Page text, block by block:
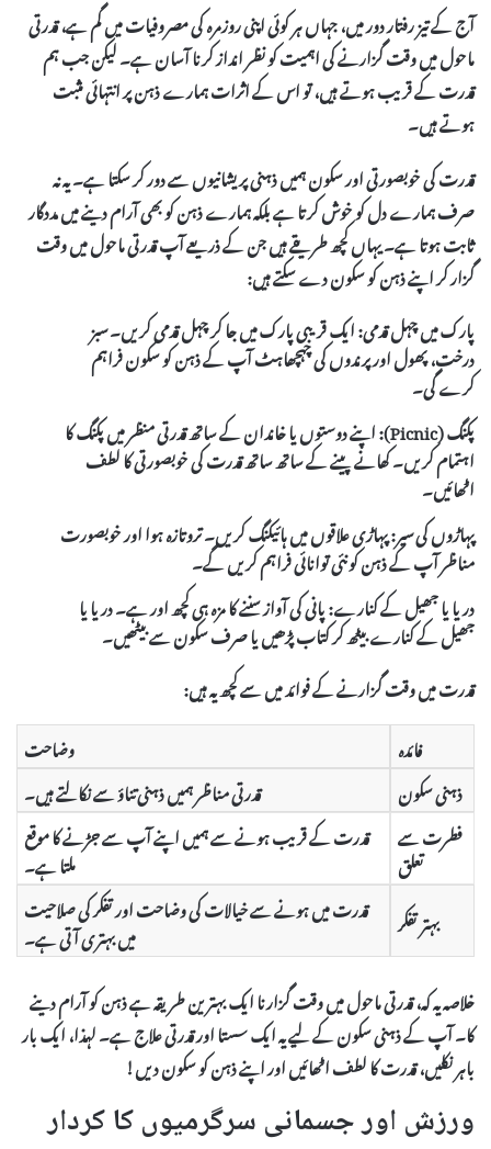
آج کے تیز رفتار دور میں، جہاں ہر کوئی اپنی روزمرہ کی مصروفیات میں گم ہے، قدرتی
ماحول میں وقت گزارنے کی اہمیت کو نظر انداز کرنا آسان ہے۔ لیکن جب ہم
قدرت کے قریب ہوتے ہیں، تو اس کے اثرات ہمارے ذہن پر انتہائی مثبت
ہوتے ہیں۔
قدرت کی خوبصورتی اور سکون ہمیں ذہنی پریشانیوں سے دور کر سکتا ہے۔ یہ نہ
صرف ہمارے دل کو خوش کرتا ہے بلکہ ہمارے ذہن کو بھی آرام دینے میں مددگار
ثابت ہوتا ہے۔ یہاں کچھ طریقے ہیں جن کے ذریعے آپ قدرتی ماحول میں وقت
گزار کر اپنے ذہن کو سکون دے سکتے ہیں:
پارک میں چہل قدمی:ایک قریبی پارک میں جا کر چہل قدمی کریں۔ سبز
درخت، پھول اور پرندوں کی چہچھاہٹ آپ کے ذہن کو سکون فراہم
کرے گی۔
پکنگ (Picnic):
اپنے دوستوں یا خاندان کے ساتھ قدرتی منظر میں پکنگ کا
اہتمام کریں۔ کھانے پینے کے ساتھ ساتھ قدرت کی خوبصورتی کا لطف
اٹھائیں۔
پہاڑوں کی سیر:پہاڑی علاقوں میں ہائیکنگ کریں۔ تروتازہ ہوا اور خوبصورت
مناظر آپ کے ذہن کو نئی توانائی فراہم کریں گے۔
دریا یا جھیل کے کنارے:پانی کی آواز سننے کا مزہ ہی کچھ اور ہے۔ دریا یا
جھیل کے کنارے بیٹھ کر کتاب پڑھیں یا صرف سکون سے بیٹھیں۔
قدرت میں وقت گزارنے کے فوائد میں سے کچھ یہ ہیں:
فائدہ
وضاحت
ذہنی سکون
قدرتی مناظر ہمیں ذہنی تناؤ سے نکالتے ہیں۔
فطرت سے
تعلق
قدرت کے قریب ہونے سے ہمیں اپنے آپ سے جڑنے کا موقع
ملتا ہے۔
بہتر تفکر
قدرت میں ہونے سے خیالات کی وضاحت اور تفکر کی صلاحیت
میں بہتری آتی ہے۔
خلاصہ یہ کہ،قدرتی ماحول میں وقت گزارناایک بہترین طریقہ ہے ذہن کو آرام دینے
کا۔ آپ کے ذہنی سکون کے لیے یہ ایک سستا اور قدرتی علاج ہے۔ لہذا، ایک بار
باہر نکلیں، قدرت کا لطف اٹھائیں اور اپنے ذہن کو سکون دیں!
ورزش اور جسمانی سرگرمیوں کا کردار